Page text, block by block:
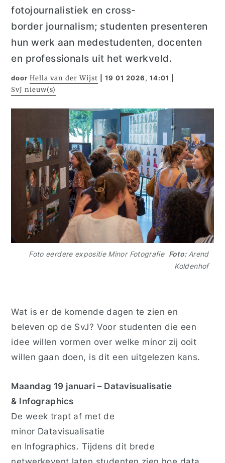
fotojournalistiek en cross-
border journalism; studenten presenteren
hun werk aan medestudenten, docenten
en professionals uit het werkveld.
doorHella van der Wijst |19 01 2026, 14:01
SvJ nieuw(s)
Foto eerdere expositie Minor Fotografie Foto: Arend
Koldenhof
Wat is er de komende dagen te zien en
beleven op de SvJ? Voor studenten die een
idee willen vormen over welke minor zij ooit
willen gaan doen, is dit een uitgelezen kans.
Maandag 19 januari – Datavisualisatie
& Infographics
De week trapt af met de
minor Datavisualisatie
en Infographics. Tijdens dit brede